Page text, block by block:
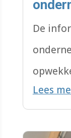
De
is een
Lees